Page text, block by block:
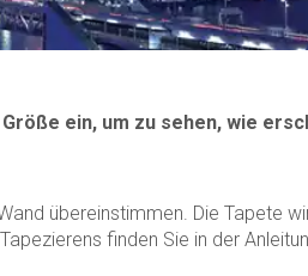
ein, um zu sehen, wie
übereinstimmen. Die Tapete
finden Sie in der